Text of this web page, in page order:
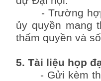
- Trường hợp
ủy quyền mang
thẩm quyền và
5. Tài liệu họp
- Gửi kèm